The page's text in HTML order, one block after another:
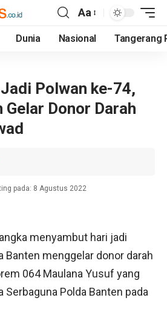
Aa
Dunia Nasional Tangerang
Polwan ke-74,
Gelar Donor Darah
pada: 8 Agustus 2022
menyambut hari jadi
Banten menggelar donor darah
064 Maulana Yusuf yang
Serbaguna Polda Banten pada